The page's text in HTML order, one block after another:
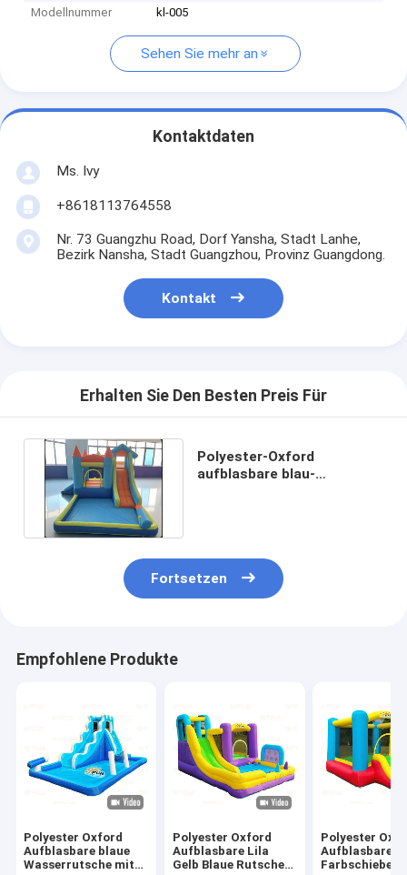
Modellnummer
kl-005
Sehen Sie mehr an
Kontaktdaten
Ms. Ivy
+8618113764558
Nr. 73 Guangzhu Road, Dorf Yansha, Stadt Lanhe,
Bezirk Nansha, Stadt Guangzhou, Provinz Guangdong.
Kontakt
Erhalten Sie Den Besten Preis Für
Polyester-Oxford
aufblasbare blau-
Fortsetzen
Empfohlene Produkte
Polyester Oxford
Aufblasbare blaue
Wasserrutsche mit
Polyester Oxford
Aufblasbare Lila
Gelb Blaue Rutsche
Polyester
Aufblasbare
Farbschiebe